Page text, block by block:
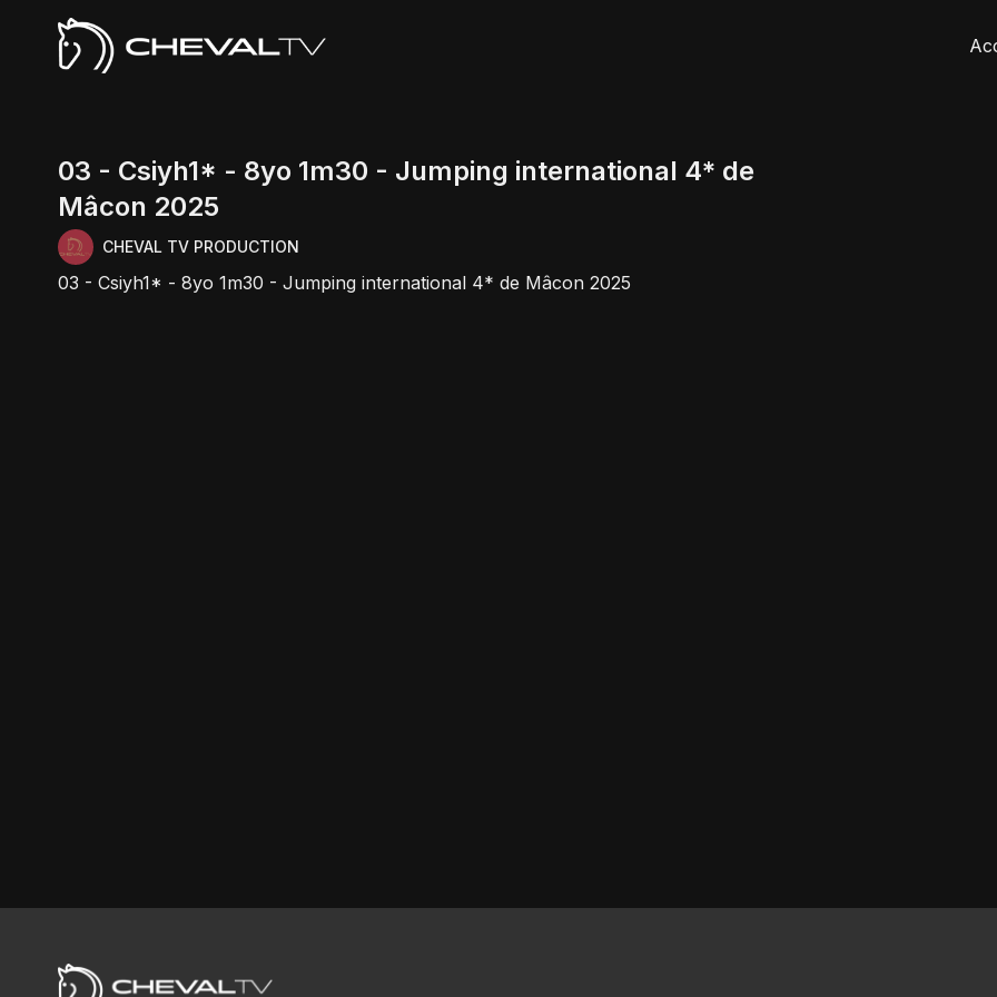
03 - Csiyh1* - 8yo 1m30 - Jumping international 4* de
Mâcon 2025
CHEVAL TV PRODUCTION
03 - Csiyh1* - 8yo 1m30 - Jumping international 4* de Mâcon 2025